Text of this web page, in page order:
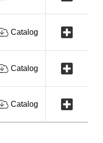
Catalog
Catalog
Catalog